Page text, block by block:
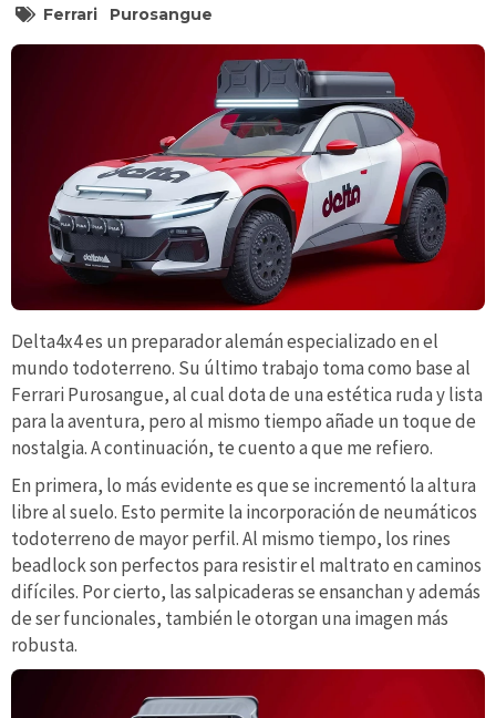
Ferrari Purosangue
Delta4x4 es un preparador alemán especializado en el
mundo todoterreno. Su último trabajo toma como base al
Ferrari Purosangue, al cual dota de una estética ruda y lista
para la aventura, pero al mismo tiempo añade un toque de
nostalgia. A continuación, te cuento a que me refiero.
En primera, lo más evidente es que se incrementó la altura
libre al suelo. Esto permite la incorporación de neumáticos
todoterreno de mayor perfil. Al mismo tiempo, los rines
beadlock son perfectos para resistir el maltrato en caminos
difíciles. Por cierto, las salpicaderas se ensanchan y además
de ser funcionales, también le otorgan una imagen más
robusta.